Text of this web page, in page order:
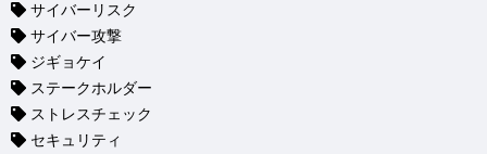
サイバーリスク
サイバー攻撃
ジギョケイ
ステークホルダー
ストレスチェック
セキュリティ